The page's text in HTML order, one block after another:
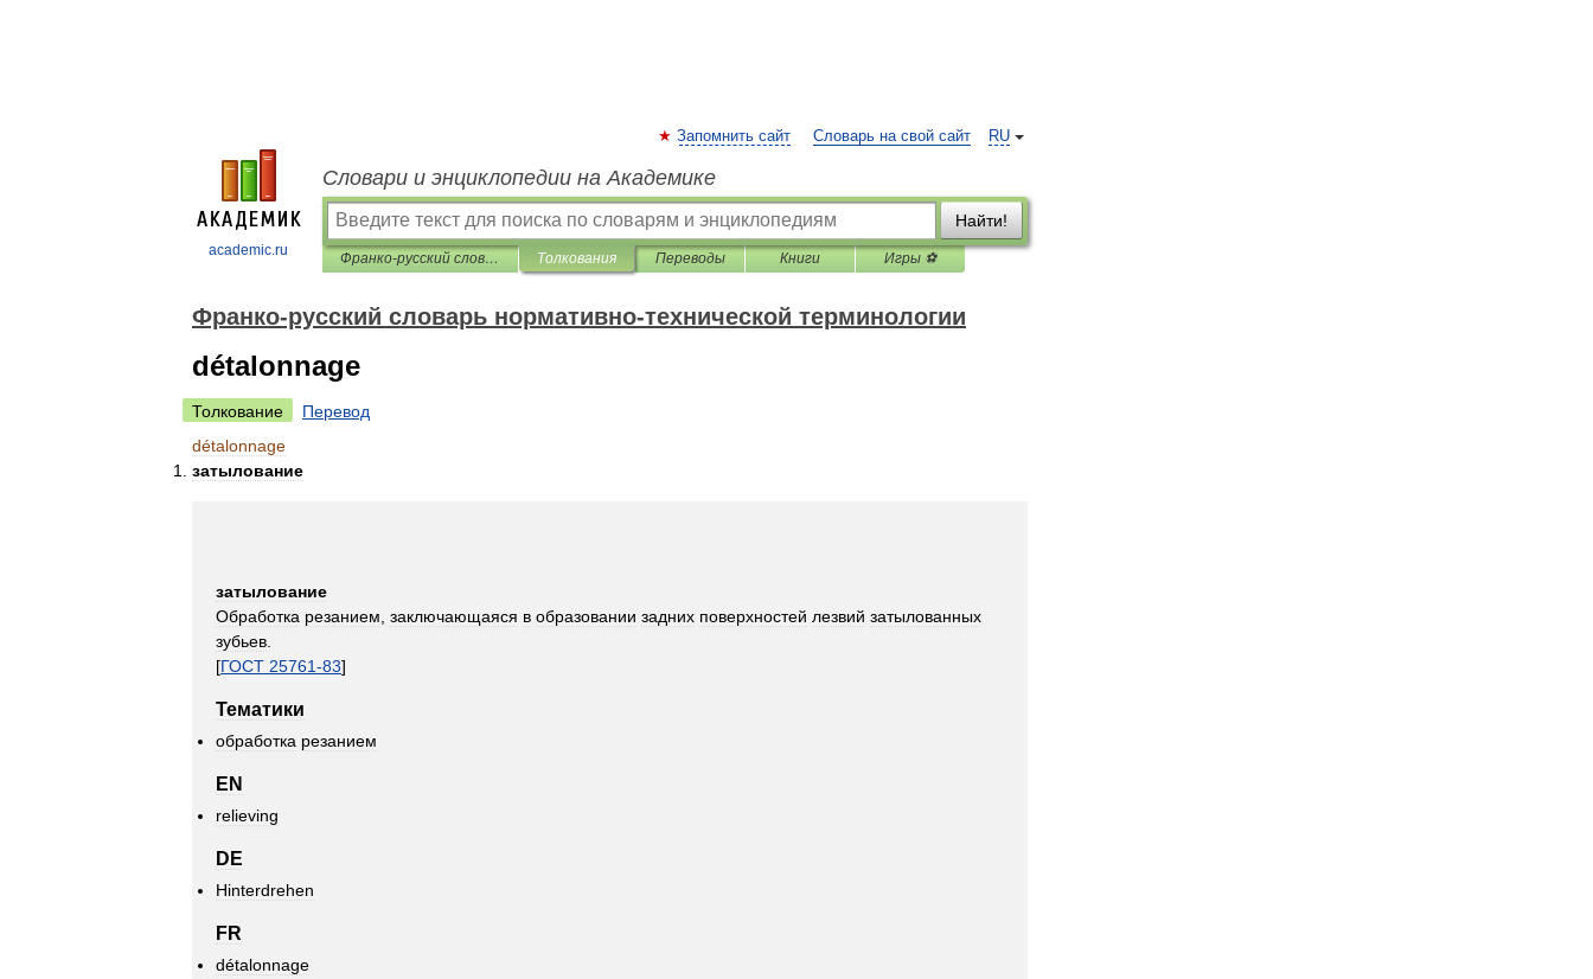
academic.ru
RU
Запомнить сайт Словарь на свой сайт
Словари и энциклопедии на Академике
Найти!
Франко-русский словарь нормативно-технической терминологии Толкования Переводы Книги Игры ⚽
Франко-русский словарь нормативно-технической терминологии
détalonnage
Толкование
Перевод
détalonnage
затылование
затылование
Обработка резанием заключающаяся в образовании задних поверхностей лезвий затылованных
зубьев
[ГОСТ 25761-83]
Тематики
обработка резанием
EN
relieving
DE
Hinterdrehen
FR
détalonnage